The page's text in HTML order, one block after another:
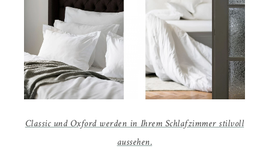
Classic und Oxford werden in Ihrem Schlafzimmer stilvoll
aussehen.